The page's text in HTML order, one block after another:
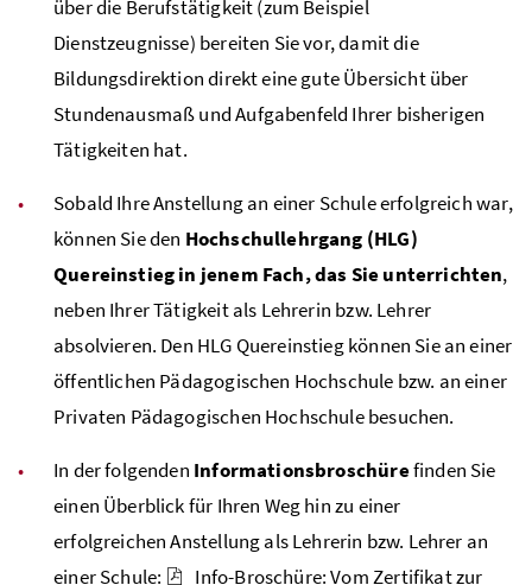
über die Berufstätigkeit (zum Beispiel
Dienstzeugnisse) bereiten Sie vor, damit die
Bildungsdirektion direkt eine gute Übersicht über
Stundenausmaß und Aufgabenfeld Ihrer bisherigen
Tätigkeiten hat.
Sobald Ihre Anstellung an einer Schule erfolgreich war,
können Sie den Hochschullehrgang (HLG)
Quereinstieg in jenem Fach, das Sie unterrichten,
neben Ihrer Tätigkeit als Lehrerin bzw. Lehrer
absolvieren. Den HLGQuereinstieg können Sie an einer
öffentlichen Pädagogischen Hochschule bzw. an einer
Privaten Pädagogischen Hochschule besuchen.
In der folgenden Informationsbroschürefinden Sie
einen Überblick für Ihren Weg hin zu einer
erfolgreichen Anstellung als Lehrerin bzw. Lehrer an
einer Schule:
Info-Broschüre: Vom Zertifikat zur